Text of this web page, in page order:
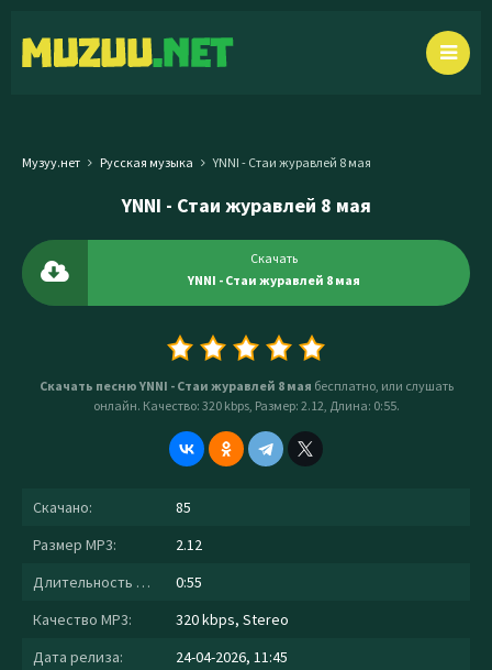
Музуу.нет Русская музыка YNNI - Стаи журавлей 8 мая
YNNI - Стаи журавлей 8 мая
Скачать
YNNI - Стаи журавлей 8 мая
Скачать песню YNNI - Стаи журавлей 8 мая бесплатно, или слушать
онлайн. Качество: 320 kbps, Размер: 2.12, Длина: 0:55.
Скачано:
85
Размер MP3:
2.12
Длительность MP3:
0:55
Качество MP3:
320 kbps, Stereo
Дата релиза:
24-04-2026, 11:45